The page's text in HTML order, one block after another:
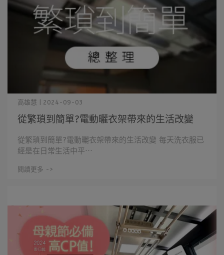
從繁瑣到簡單?電動曬衣架帶來的生活改變
高雄慧 | 2024-09-03
​​​​從繁瑣到簡單?電動曬衣架帶來的生活改變 每天洗衣服已
經是在日常生活中平⋯
閱讀更多 ->